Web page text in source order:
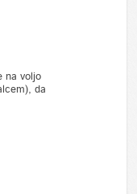
na voljo
da